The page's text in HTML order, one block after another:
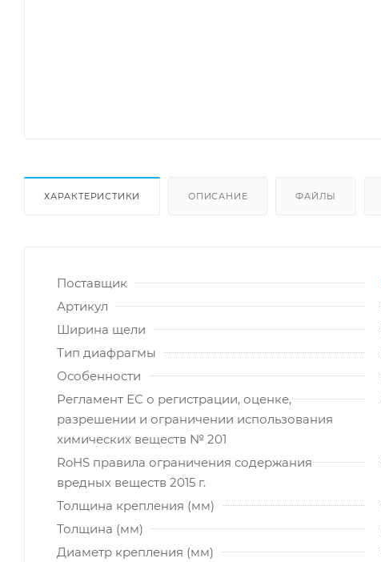
ХАРАКТЕРИСТИКИ ОПИСАНИЕ ФАЙЛЫ
Поставщик
Артикул
Ширина щели
Тип диафрагмы
Особенности
Регламент ЕС о регистрации, оценке,
разрешении и ограничении использования
химических веществ № 201
RoHS правила ограничения содержания
вредных веществ 2015 г.
Толщина крепления (мм)
Толщина (мм)
Диаметр крепления (мм)